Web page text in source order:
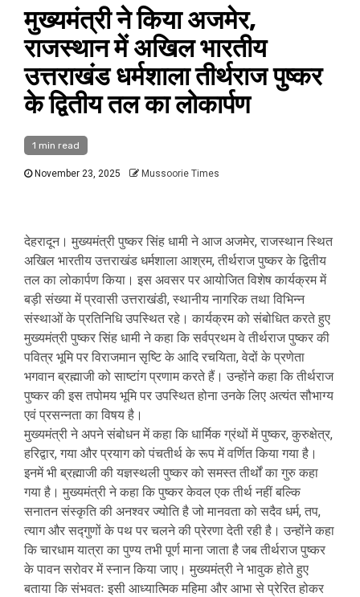
मुख्यमंत्री ने किया अजमेर,
राजस्थान में अखिल भारतीय
उत्तराखंड धर्मशाला तीर्थराज पुष्कर
के द्वितीय तल का लोकार्पण
1 min read
November 23, 2025 Mussoorie Times
देहरादून। मुख्यमंत्री पुष्कर सिंह धामी ने आज अजमेर, राजस्थान स्थित
अखिल भारतीय उत्तराखंड धर्मशाला आश्रम, तीर्थराज पुष्कर के द्वितीय
तल का लोकार्पण किया। इस अवसर पर आयोजित विशेष कार्यक्रम में
बड़ी संख्या में प्रवासी उत्तराखंडी, स्थानीय नागरिक तथा विभिन्न
संस्थाओं के प्रतिनिधि उपस्थित रहे। कार्यक्रम को संबोधित करते हुए
मुख्यमंत्री पुष्कर सिंह धामी ने कहा कि सर्वप्रथम वे तीर्थराज पुष्कर की
पवित्र भूमि पर विराजमान सृष्टि के आदि रचयिता, वेदों के प्रणेता
भगवान ब्रह्माजी को साष्टांग प्रणाम करते हैं। उन्होंने कहा कि तीर्थराज
पुष्कर की इस तपोमय भूमि पर उपस्थित होना उनके लिए अत्यंत सौभाग्य
एवं प्रसन्नता का विषय है।
मुख्यमंत्री ने अपने संबोधन में कहा कि धार्मिक ग्रंथों में पुष्कर, कुरुक्षेत्र,
हरिद्वार, गया और प्रयाग को पंचतीर्थ के रूप में वर्णित किया गया है।
इनमें भी ब्रह्माजी की यज्ञस्थली पुष्कर को समस्त तीर्थों का गुरु कहा
गया है। मुख्यमंत्री ने कहा कि पुष्कर केवल एक तीर्थ नहीं बल्कि
सनातन संस्कृति की अनश्वर ज्योति है जो मानवता को सदैव धर्म, तप,
त्याग और सद्गुणों के पथ पर चलने की प्रेरणा देती रही है। उन्होंने कहा
कि चारधाम यात्रा का पुण्य तभी पूर्ण माना जाता है जब तीर्थराज पुष्कर
के पावन सरोवर में स्नान किया जाए। मुख्यमंत्री ने भावुक होते हुए
बताया कि संभवतः इसी आध्यात्मिक महिमा और आभा से प्रेरित होकर